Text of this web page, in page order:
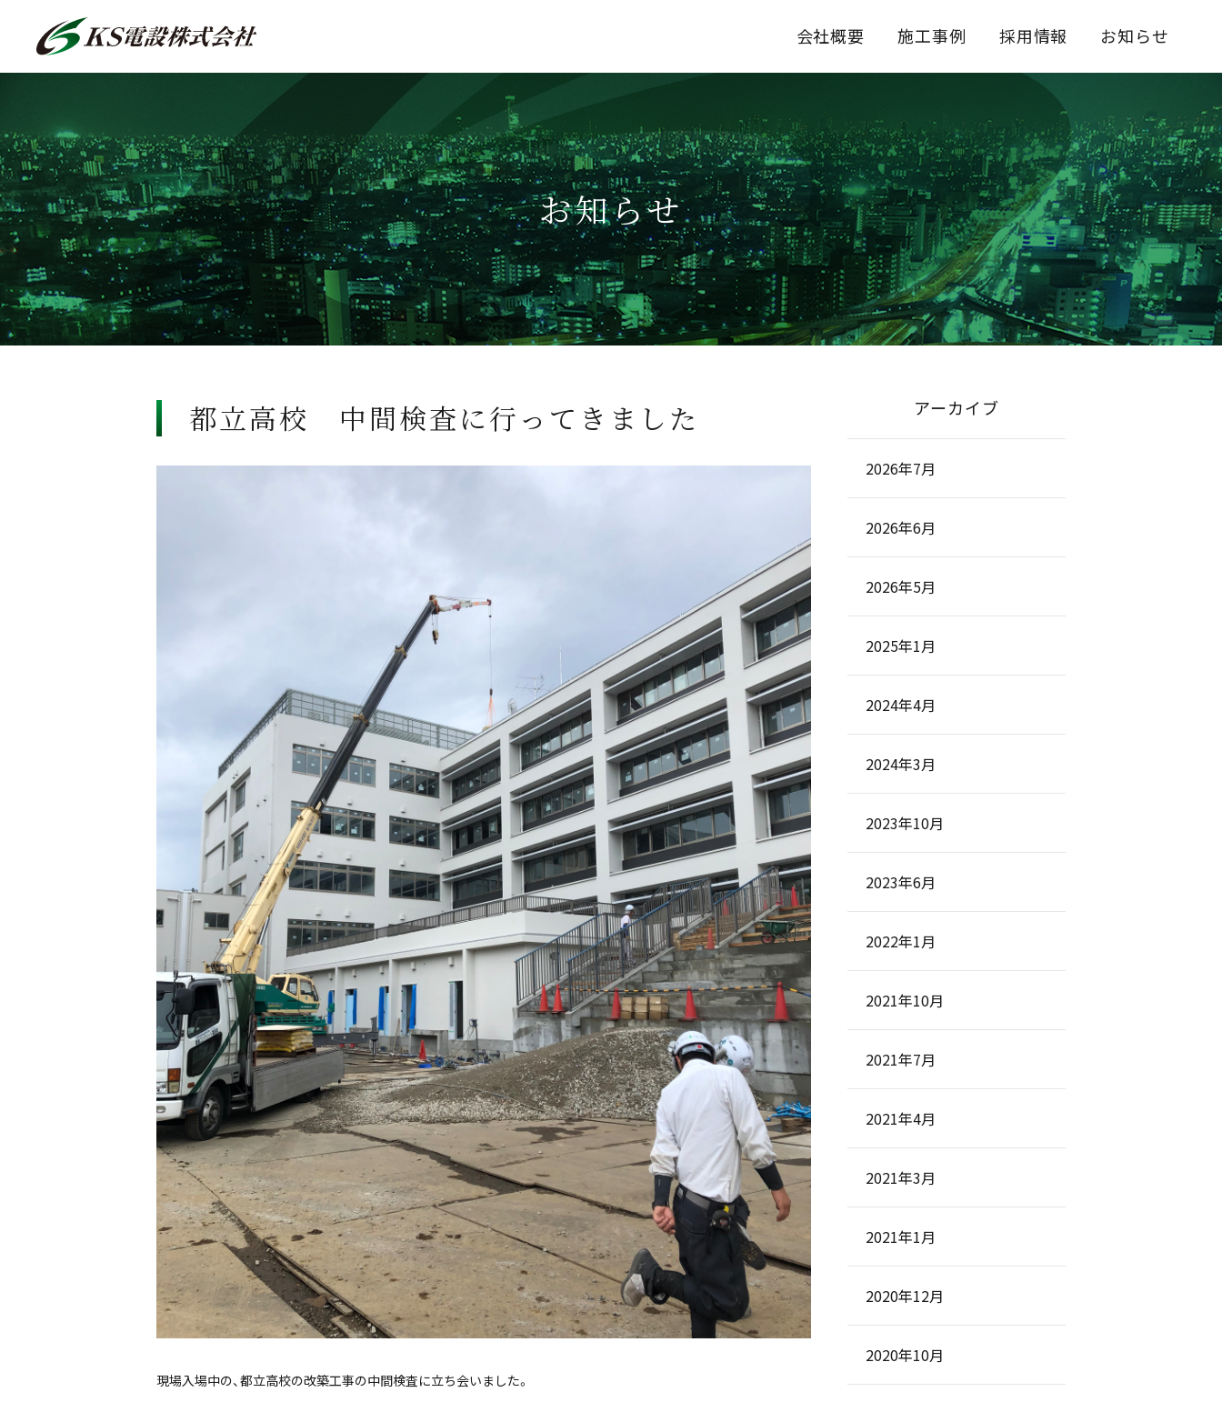
会社概要 施工事例 採用情報
中途採用情報
お知らせ
お知らせ
都立高校 中間検査に行ってきました
現場入場中の、都立高校の改築工事の中間検査に立ち会いました。
アーカイブ
2026年7月
2026年6月
2026年5月
2025年1月
2024年4月
2024年3月
2023年10月
2023年6月
2022年1月
2021年10月
2021年7月
2021年4月
2021年3月
2021年1月
2020年12月
2020年10月